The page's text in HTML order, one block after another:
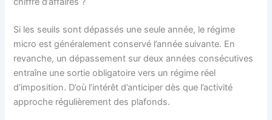
Si les seuils sont dépassés une seule année, le régime
micro est généralement conservé l’année suivante. En
revanche, un dépassement sur deux années consécutives
entraîne une sortie obligatoire vers un régime réel
d’imposition. D’où l’intérêt d’anticiper dès que l’activité
approche régulièrement des plafonds.